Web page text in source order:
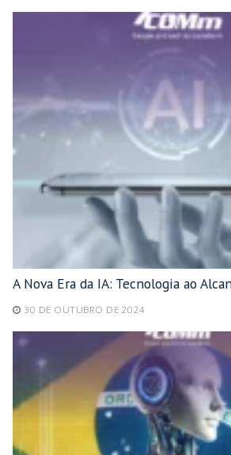
A Nova Era da IA: Tecnologia ao
30 DE OUTUBRO DE 2024